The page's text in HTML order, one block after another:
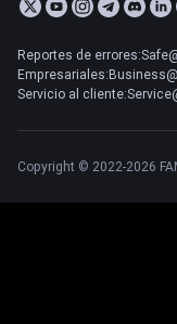
Reportes de
Servicio al
Copyright © 2022-2026